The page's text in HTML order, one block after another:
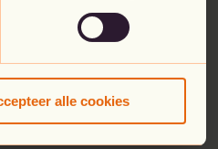
alle cookies